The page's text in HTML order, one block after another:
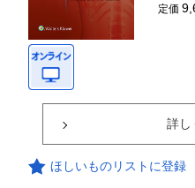
定価
詳し
ほしいものリストに登録